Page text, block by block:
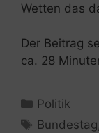
Wetten das
Der Beitrag
ca. 28
Kategorien
Politik
Bundestag